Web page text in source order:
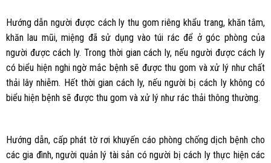
Hướng dẫn người được cách ly thu gom riêng khẩu trang, khăn tắm,
khăn lau mũi, miệng đã sử dụng vào túi rác để ở góc phòng của
người được cách ly. Trong thời gian cách ly, nếu người được cách ly
có biểu hiện nghi ngờ mắc bệnh sẽ được thu gom và xử lý như chất
thải lây nhiễm. Hết thời gian cách ly, nếu người bị cách ly không có
biểu hiện bệnh sẽ được thu gom và xử lý như rác thải thông thường.
Hướng dẫn, cấp phát tờ rơi khuyến cáo phòng chống dịch bệnh cho
các gia đình, người quản lý tài sản có người bị cách ly thực hiện các